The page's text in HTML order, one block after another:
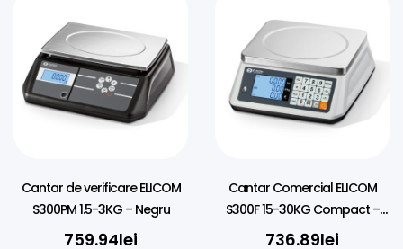
Cantar de verificare ELICOM
S300PM 1.5-3KG – Negru
759.94lei
Cantar Comercial ELICOM
S300F 15-30KG Compact –
Negru/Alb
736.89lei